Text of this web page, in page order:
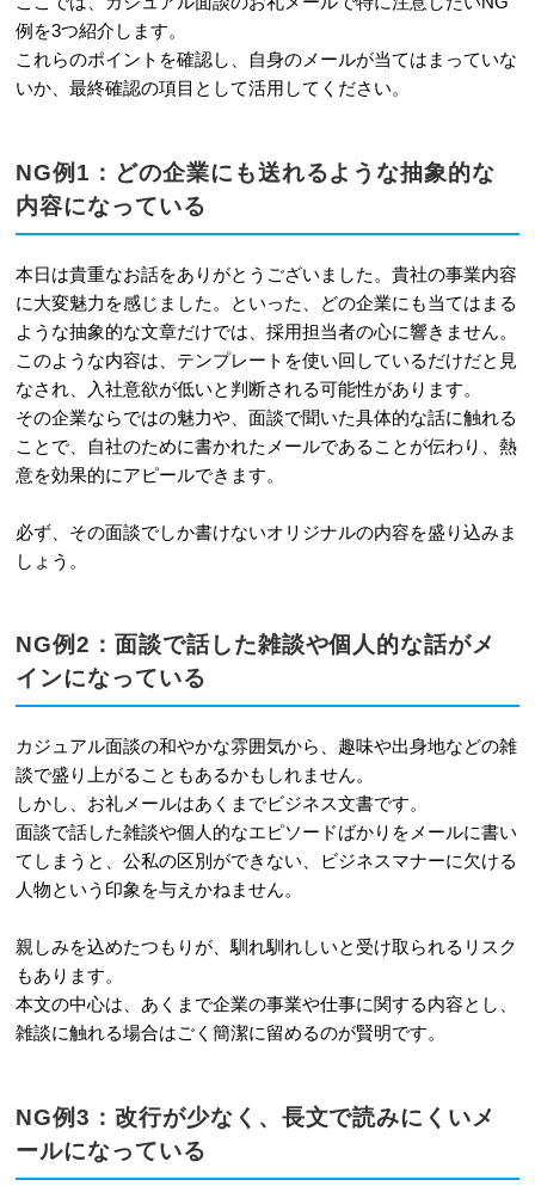
例を3つ紹介します。
これらのポイントを確認し、自身のメールが当てはまっていな
いか、最終確認の項目として活用してください。
NG例1：どの企業にも送れるような抽象的な
内容になっている
本日は貴重なお話をありがとうございました。貴社の事業内容
に大変魅力を感じました。といった、どの企業にも当てはまる
ような抽象的な文章だけでは、採用担当者の心に響きません。
このような内容は、テンプレートを使い回しているだけだと見
なされ、入社意欲が低いと判断される可能性があります。
その企業ならではの魅力や、面談で聞いた具体的な話に触れる
ことで、自社のために書かれたメールであることが伝わり、熱
意を効果的にアピールできます。
必ず、その面談でしか書けないオリジナルの内容を盛り込みま
しょう。
NG例2：面談で話した雑談や個人的な話がメ
インになっている
カジュアル面談の和やかな雰囲気から、趣味や出身地などの雑
談で盛り上がることもあるかもしれません。
しかし、お礼メールはあくまでビジネス文書です。
面談で話した雑談や個人的なエピソードばかりをメールに書い
てしまうと、公私の区別ができない、ビジネスマナーに欠ける
人物という印象を与えかねません。
親しみを込めたつもりが、馴れ馴れしいと受け取られるリスク
もあります。
本文の中心は、あくまで企業の事業や仕事に関する内容とし、
雑談に触れる場合はごく簡潔に留めるのが賢明です。
NG例3：改行が少なく、長文で読みにくいメ
ールになっている